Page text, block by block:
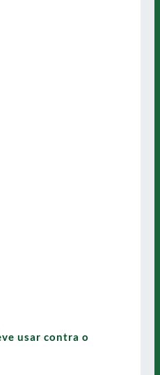
usar contra o